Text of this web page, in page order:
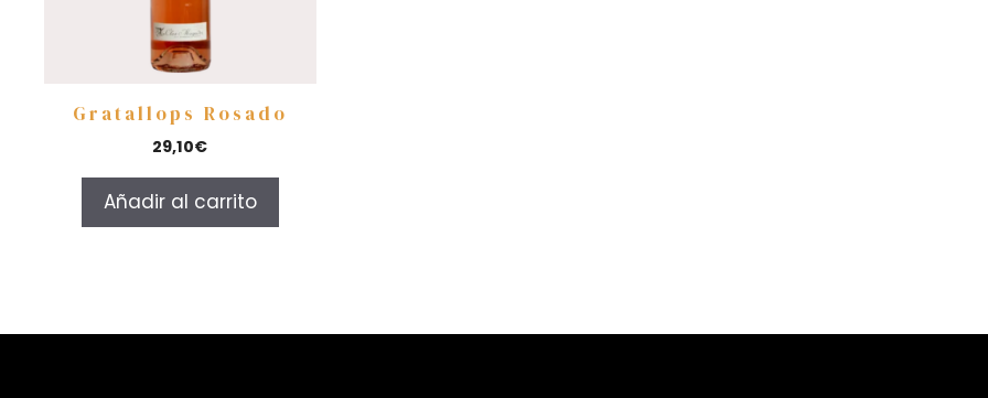
Gratallops Rosado
29,10€
Añadir al carrito